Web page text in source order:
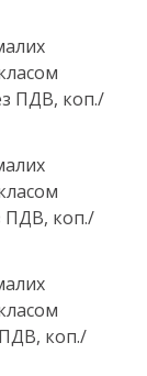
ПДВ, коп./
ПДВ, коп./
коп./